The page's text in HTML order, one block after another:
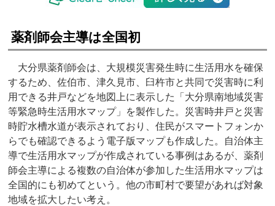
薬剤師会主導は全国初
大分県薬剤師会は、大規模災害発生時に生活用水を確保
するため、佐伯市、津久見市、臼杵市と共同で災害時に利
用できる井戸などを地図上に表示した「大分県南地域災害
等緊急時生活用水マップ」を製作した。災害時井戸と災害
時貯水槽水道が表示されており、住民がスマートフォンか
らでも確認できるよう電子版マップも作成した。自治体主
導で生活用水マップが作成されている事例はあるが、薬剤
師会主導による複数の自治体が参加した生活用水マップは
全国的にも初めてという。他の市町村で要望があれば対象
地域を拡大したい考え。